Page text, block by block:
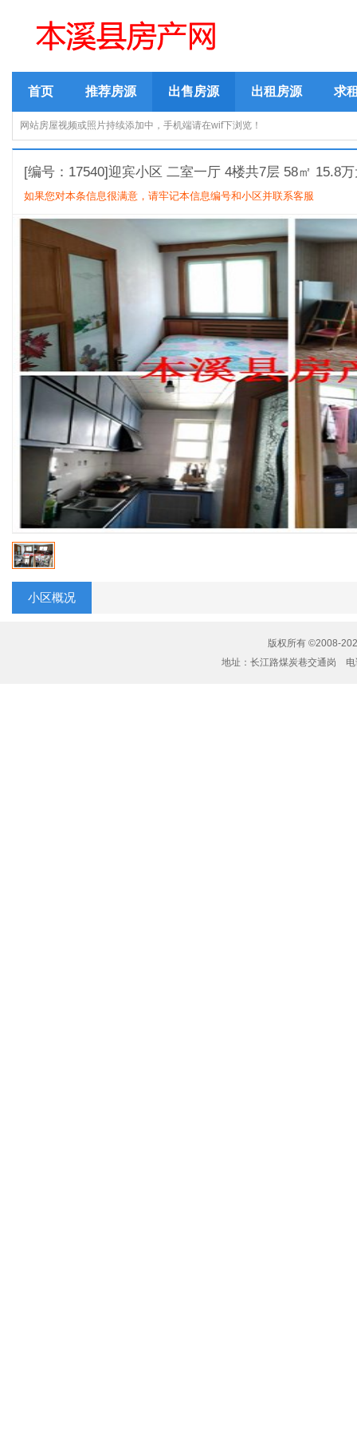
首页 推荐房源 出售房源 出租房源 求
网站房屋视频或照片持续添加中，手机端请在wif下浏览！
[编号：17540]迎宾小区 二室一厅 4楼共7层 58㎡ 15.8
如果您对本条信息很满意，请牢记本信息编号和小区并联系客服
小区概况
版权所有 ©2008-
地址：长江路煤炭巷交通岗